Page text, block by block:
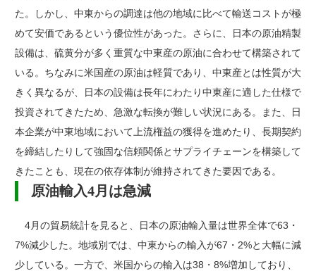
た。しかし、中東からの調達は他の地域に比べて輸送コストが極
めて安価であるという優位性があった。さらに、日本の原油精製
設備は、硫黄分が多く重質な中東産の原油に合わせて構築されて
いる。ちなみに米国産の原油は軽質であり、中東産とは性質が大
きく異なるが、日本の設備は長年にわたり中東産に適した仕様で
投資されてきたため、急激な転換が難しい状況にある。また、日
本企業が中東地域において上流権益の獲得を進めたり、長期契約
を締結したりして強固な信頼関係とサプライチェーンを構築して
きたことも、現在の依存体制が維持されてきた要因である。
原油輸入4月は急減
4月の貿易統計を見ると、日本の原油輸入量は世界全体で63・
7%減少した。地域別では、中東からの輸入が67・2%と大幅に減
少している。一方で、米国からの輸入は38・8%増加しており、